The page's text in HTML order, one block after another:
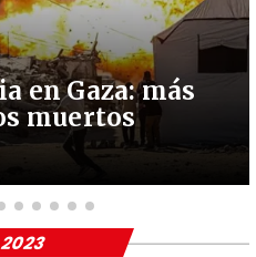
en Gaza: más
muertos
2023